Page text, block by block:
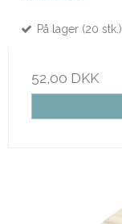
På lager (20 stk.)
52,00 DKK